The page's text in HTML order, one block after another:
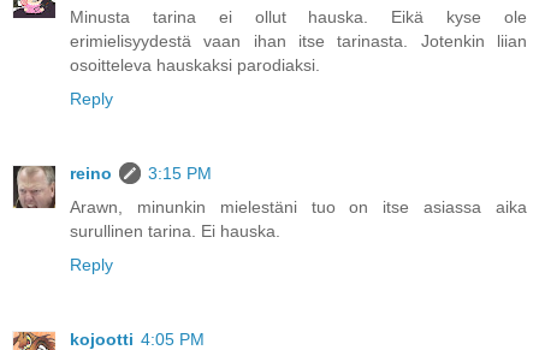
Minusta tarina ei ollut hauska. Eikä kyse ole
erimielisyydestä vaan ihan itse tarinasta. Jotenkin liian
osoitteleva hauskaksi parodiaksi.
Reply
reino
3:15 PM
Arawn, minunkin mielestäni tuo on itse asiassa aika
surullinen tarina. Ei hauska.
Reply
kojootti 4:05 PM